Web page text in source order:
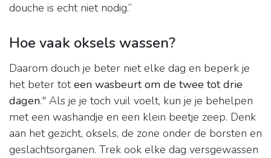
douche is echt niet nodig.”
Hoe vaak oksels wassen?
Daarom douch je beter niet elke dag en beperk je
het beter toteen wasbeurt om de twee tot drie
dagen." Als je je toch vuil voelt, kun je je behelpen
met een washandje en een klein beetje zeep. Denk
aan het gezicht, oksels, de zone onder de borsten en
geslachtsorganen. Trek ook elke dag versgewassen